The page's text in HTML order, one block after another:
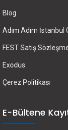
Blog
Adım Adım İstanbul
FEST Satış
Exodus
Çerez Politikası
E-Bültene